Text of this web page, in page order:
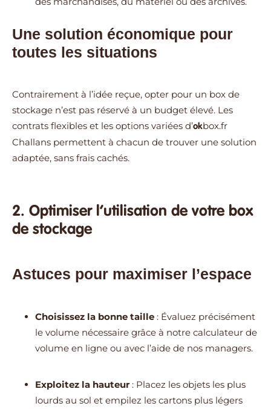
Une solution économique pour
toutes les situations
Contrairement à l’idée reçue, opter pour un box de
stockage n’est pas réservé à un budget élevé. Les
contrats flexibles et les options variées d’okbox.fr
Challans permettent à chacun de trouver une solution
adaptée, sans frais cachés.
2. Optimiser l’utilisation de votre box
de stockage
Astuces pour maximiser l’espace
Choisissez la bonne taille : Évaluez précisément
le volume nécessaire grâce à notre calculateur de
volume en ligne ou avec l’aide de nos managers.
Exploitez la hauteur : Placez les objets les plus
lourds au sol et empilez les cartons plus légers